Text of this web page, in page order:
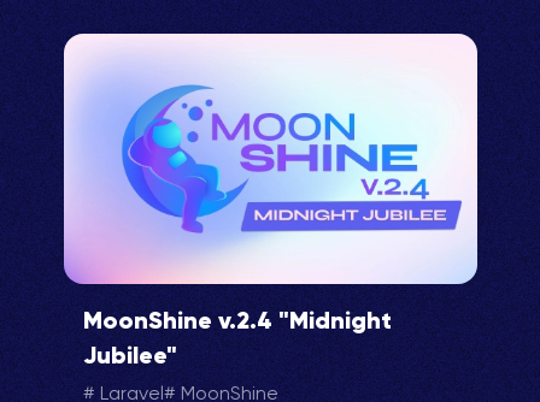
MoonShine v.2.4 "Midnight
Jubilee"
Laravel MoonShine